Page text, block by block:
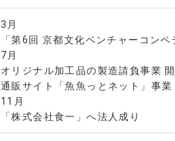
3月
「第6回 京都文化ベンチャーコン
7月
オリジナル加工品の製造請負事業
通販サイト「魚魚っとネット」事
11月
「株式会社食一」へ法人成り